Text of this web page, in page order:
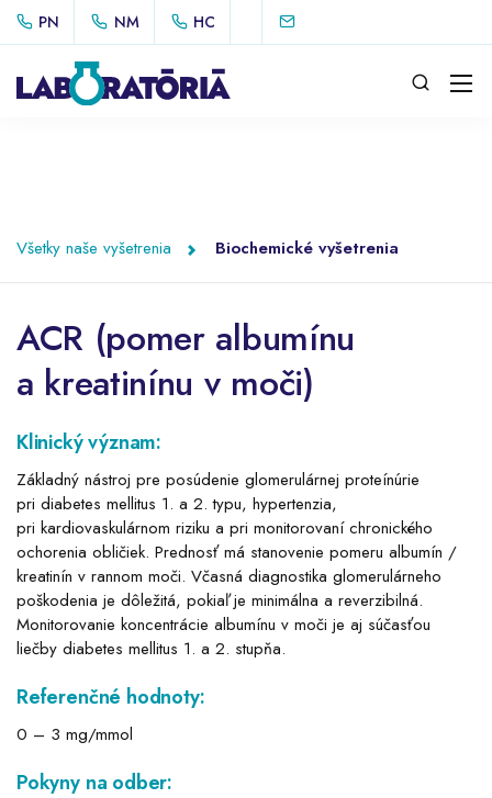
PN NM HC
Všetky naše vyšetrenia Biochemické vyšetrenia
ACR (pomer albumínu
a kreatinínu v moči)
Klinický význam:
Základný nástroj pre posúdenie glomerulárnej proteínúrie
pri diabetes mellitus 1. a 2. typu, hypertenzia,
pri kardiovaskulárnom riziku a pri monitorovaní chronického
ochorenia obličiek. Prednosť má stanovenie pomeru albumín /
kreatinín v rannom moči. Včasná diagnostika glomerulárneho
poškodenia je dôležitá, pokiaľ je minimálna a reverzibilná.
Monitorovanie koncentrácie albumínu v moči je aj súčasťou
liečby diabetes mellitus 1. a 2. stupňa.
Referenčné hodnoty:
0 – 3 mg/mmol
Pokyny na odber: